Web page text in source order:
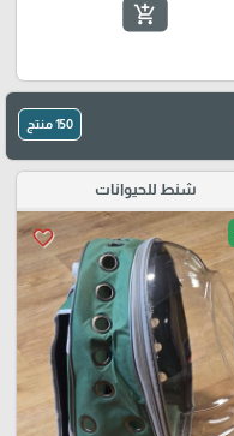
add_shopping_cart
150 منتج
شنط للحيوانات
favorite_border